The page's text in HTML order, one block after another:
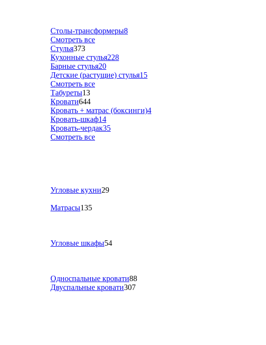
Столы-трансформеры8
Смотреть все
Стулья373
Кухонные стулья228
Барные стулья20
Детские (растущие) стулья15
Смотреть все
Табуреты13
Кровати644
Кровать + матрас (боксинги)4
Кровать-шкаф14
Кровать-чердак35
Смотреть все
Угловые кухни29
Матрасы135
Угловые шкафы54
Односпальные кровати88
Двуспальные кровати307